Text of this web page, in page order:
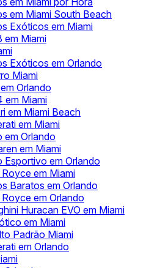
em Miami South Beach
Exóticos em Miami
em Miami
Exóticos em Orlando
Miami
Orlando
em Miami
em Miami Beach
em Miami
em Orlando
em Miami
Esportivo em Orlando
em Miami
Baratos em Orlando
em Orlando
Huracan EVO em Miami
em Miami
Padrão Miami
em Orlando